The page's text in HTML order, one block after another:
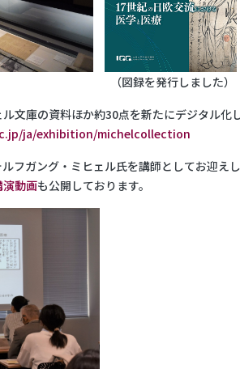
図録を発行しました）
文庫の資料ほか約30点を新たにデジタル化
ja/exhibition/michelcollection
フガング・ミヒェル氏を講師としてお迎え
演動画も公開しております。